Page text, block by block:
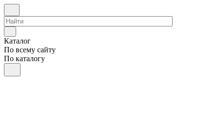
Каталог
По всему сайту
По каталогу